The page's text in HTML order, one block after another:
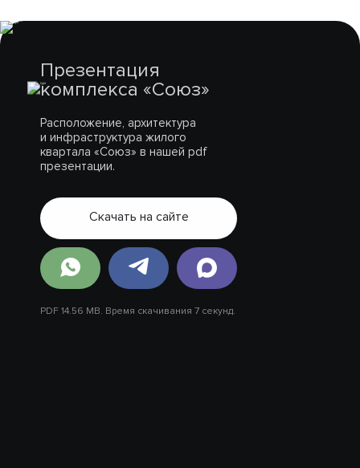
Презентация
комплекса «Союз»
Расположение, архитектура
и инфраструктура жилого
квартала «Союз» в нашей pdf
презентации.
Скачать на сайте
PDF 14.56 MB. Время скачивания 7 секунд.